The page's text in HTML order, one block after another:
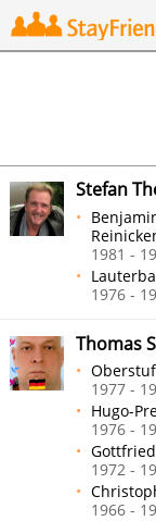
Suchen
Stefan
1981 -
1976 -
Thomas
1977 -
Hugo-
1976 -
1972 -
1966 -